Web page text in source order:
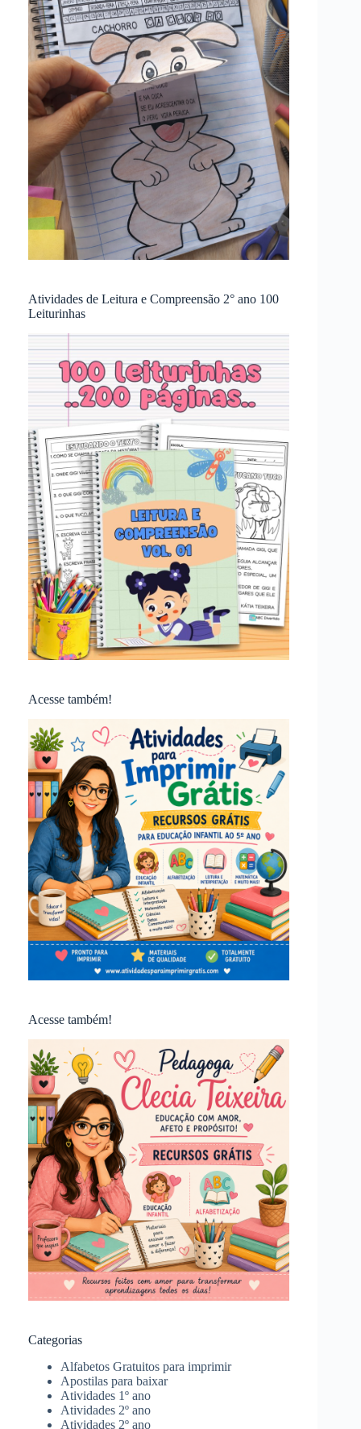
Atividades de Leitura e Compreensão 2° ano 100
Leiturinhas
Acesse também!
Acesse também!
Categorias
Alfabetos Gratuitos para imprimir
Apostilas para baixar
Atividades 1º ano
Atividades 2º ano
Atividades 2º ano